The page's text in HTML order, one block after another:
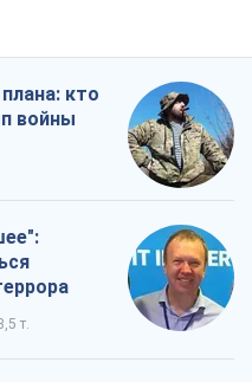
кто
войны
т.